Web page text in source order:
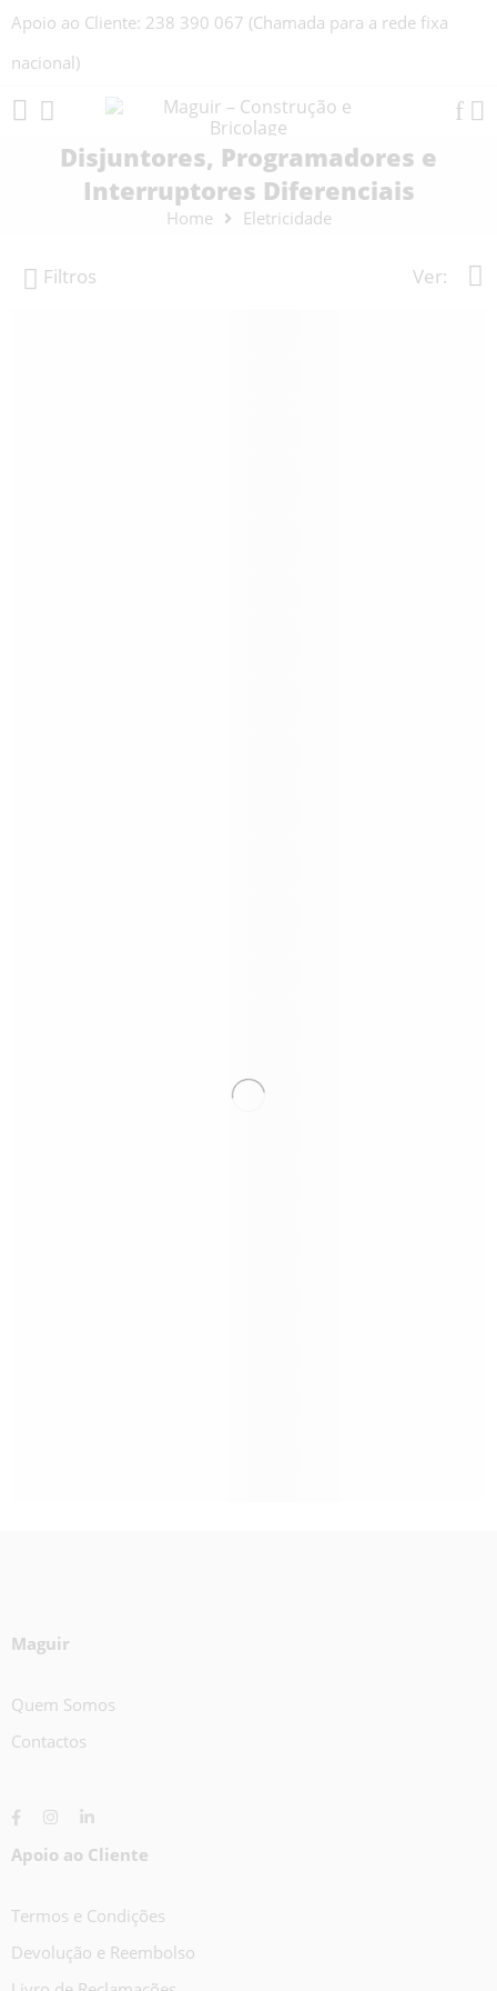
Apoio ao Cliente: 238 390 067 (Chamada para a rede fixa
nacional)
Disjuntores, Programadores e
Interruptores Diferenciais
Home Eletricidade
Filtros Ver:
Maguir
Quem Somos
Contactos
Apoio ao Cliente
Termos e Condições
Devolução e Reembolso